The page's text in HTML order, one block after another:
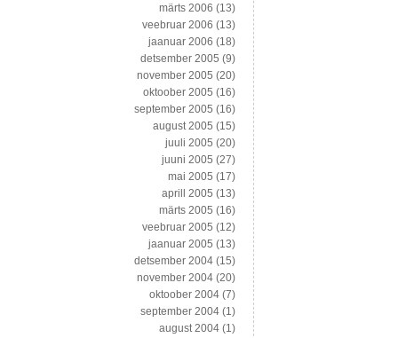
märts 2006 (13)
veebruar 2006 (13)
jaanuar 2006 (18)
detsember 2005 (9)
november 2005 (20)
oktoober 2005 (16)
september 2005 (16)
august 2005 (15)
juuli 2005 (20)
juuni 2005 (27)
mai 2005 (17)
aprill 2005 (13)
märts 2005 (16)
veebruar 2005 (12)
jaanuar 2005 (13)
detsember 2004 (15)
november 2004 (20)
oktoober 2004 (7)
september 2004 (1)
august 2004 (1)